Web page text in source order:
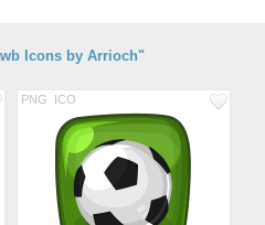
Icons by Arrioch"
PNG ICO